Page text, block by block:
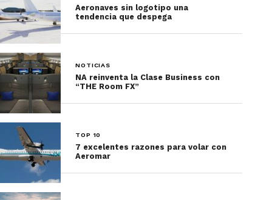
Aeronaves sin logotipo una
tendencia que despega
NOTICIAS
NA reinventa la Clase Business con
“THE Room FX”
TOP 10
7 excelentes razones para volar con
Aeromar